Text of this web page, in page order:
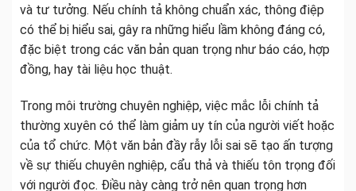
và tư tưởng. Nếu chính tả không chuẩn xác, thông điệp
có thể bị hiểu sai, gây ra những hiểu lầm không đáng có,
đặc biệt trong các văn bản quan trọng như báo cáo, hợp
đồng, hay tài liệu học thuật.
Trong môi trường chuyên nghiệp, việc mắc lỗi chính tả
thường xuyên có thể làm giảm uy tín của người viết hoặc
của tổ chức. Một văn bản đầy rẫy lỗi sai sẽ tạo ấn tượng
về sự thiếu chuyên nghiệp, cẩu thả và thiếu tôn trọng đối
với người đọc. Điều này càng trở nên quan trọng hơn